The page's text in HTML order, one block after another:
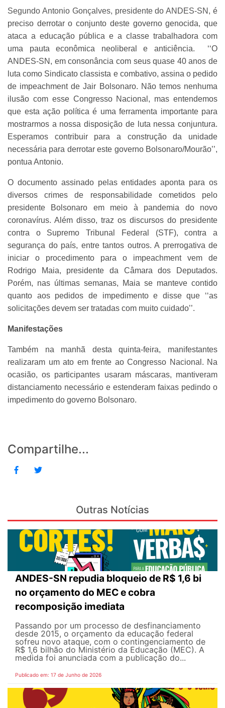
Segundo Antonio Gonçalves, presidente do ANDES-SN, é
preciso derrotar o conjunto deste governo genocida, que
ataca a educação pública e a classe trabalhadora com
uma pauta econômica neoliberal e anticiência. ‘‘O
ANDES-SN, em consonância com seus quase 40 anos de
luta como Sindicato classista e combativo, assina o pedido
de impeachment de Jair Bolsonaro. Não temos nenhuma
ilusão com esse Congresso Nacional, mas entendemos
que esta ação política é uma ferramenta importante para
mostrarmos a nossa disposição de luta nessa conjuntura.
Esperamos contribuir para a construção da unidade
necessária para derrotar este governo Bolsonaro/Mourão’’,
pontua Antonio.
O documento assinado pelas entidades aponta para os
diversos crimes de responsabilidade cometidos pelo
presidente Bolsonaro em meio à pandemia do novo
coronavírus. Além disso, traz os discursos do presidente
contra o Supremo Tribunal Federal (STF), contra a
segurança do país, entre tantos outros. A prerrogativa de
iniciar o procedimento para o impeachment vem de
Rodrigo Maia, presidente da Câmara dos Deputados.
Porém, nas últimas semanas, Maia se manteve contido
quanto aos pedidos de impedimento e disse que ‘‘as
solicitações devem ser tratadas com muito cuidado’’.
Manifestações
Também na manhã desta quinta-feira, manifestantes
realizaram um ato em frente ao Congresso Nacional. Na
ocasião, os participantes usaram máscaras, mantiveram
distanciamento necessário e estenderam faixas pedindo o
impedimento do governo Bolsonaro.
Compartilhe...
Outras Notícias
ANDES-SN repudia bloqueio de R$ 1,6 bi
no orçamento do MEC e cobra
recomposição imediata
Passando por um processo de desfinanciamento
desde 2015, o orçamento da educação federal
sofreu novo ataque, com o contingenciamento de
R$ 1,6 bilhão do Ministério da Educação (MEC). A
medida foi anunciada com a publicação do...
Publicado em: 17 de Junho de 2026